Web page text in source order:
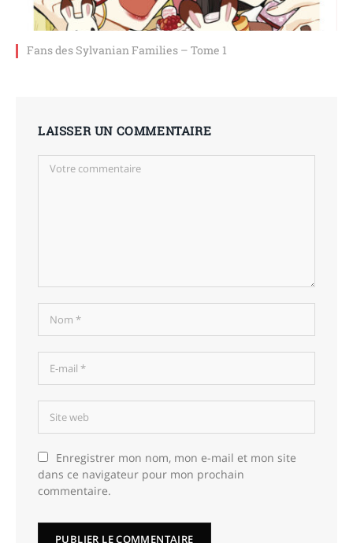
Fans des Sylvanian Families – Tome 1
LAISSER UN COMMENTAIRE
Enregistrer mon nom, mon e-mail et mon site
dans ce navigateur pour mon prochain
commentaire.